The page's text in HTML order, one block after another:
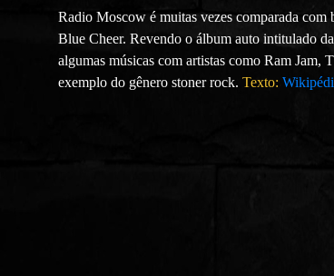
Radio Moscow é muitas vezes comparada
Blue Cheer. Revendo o álbum auto intitulado
algumas músicas com artistas como Ram
exemplo do gênero stoner rock. Texto: